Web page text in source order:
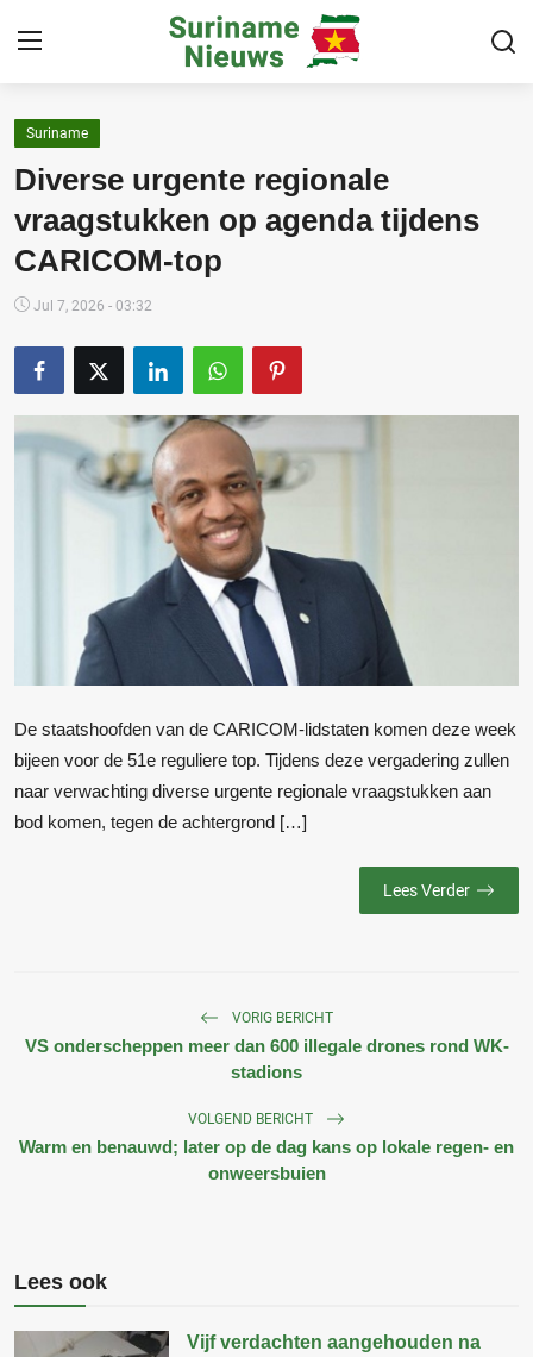
Home
Buitenland
Sport
Cultuur & Media
Deals!
Suriname
Diverse urgente regionale
vraagstukken op agenda tijdens
CARICOM-top
Jul 7, 2026 - 03:32
De staatshoofden van de CARICOM-lidstaten komen deze week
bijeen voor de 51e reguliere top. Tijdens deze vergadering zullen
naar verwachting diverse urgente regionale vraagstukken aan
bod komen, tegen de achtergrond […]
Lees Verder
VORIG BERICHT
VS onderscheppen meer dan 600 illegale drones rond WK-
stadions
VOLGEND BERICHT
Warm en benauwd; later op de dag kans op lokale regen- en
onweersbuien
Lees ook
Vijf verdachten aangehouden na